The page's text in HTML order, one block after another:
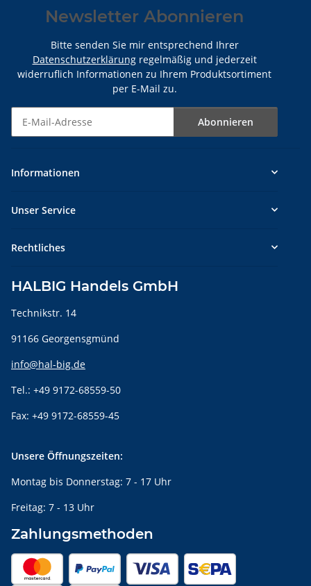
Newsletter Abonnieren
Bitte senden Sie mir entsprechend Ihrer
Datenschutzerklärungregelmäßig und jederzeit
widerruflich Informationen zu Ihrem Produktsortiment
per E-Mail zu.
Abonnieren
Informationen
Unser Service
Rechtliches
HALBIG Handels GmbH
Technikstr. 14
91166 Georgensgmünd
info@hal-big.de
Tel.: +49 9172-68559-50
Fax: +49 9172-68559-45
Unsere Öffnungszeiten:
Montag bis Donnerstag: 7 - 17 Uhr
Freitag: 7 - 13 Uhr
Zahlungsmethoden